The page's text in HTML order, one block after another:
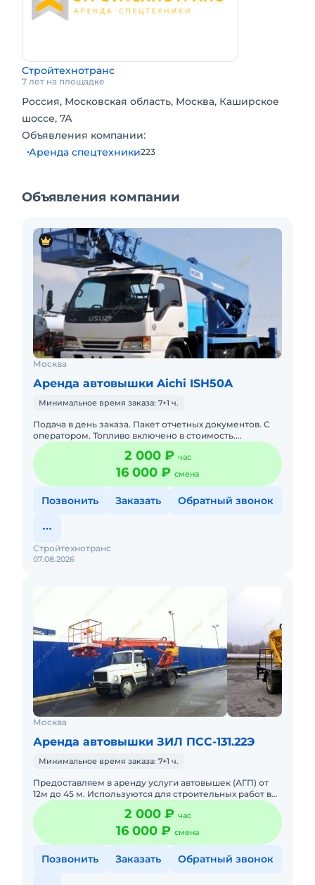
Стройтехнотранс
7 лет на площадке
Россия, Московская область, Москва, Каширское
шоссе, 7А
Объявления компании:
Аренда спецтехники223
Объявления компании
Москва
Аренда автовышки Aichi ISH50A
Минимальное время заказа: 7+1 ч.
Подача в день заказа. Пакет отчетных документов. С
оператором. Топливо включено в стоимость.
Долгосрочная аренда. Краткосрочная аренда. Техника
с малой наработк
2 000 ₽ час
16 000 ₽ смена
Позвонить Заказать Обратный звонок
07.08.2026
Стройтехнотранс
Москва
Аренда автовышки ЗИЛ ПСС-131.22Э
Минимальное время заказа: 7+1 ч.
Предоставляем в аренду услуги автовышек (АГП) от
12м до 45 м. Используются для строительных работ в
условиях плотной городской застройки так же в
удаленных насе
2 000 ₽ час
16 000 ₽ смена
Позвонить Заказать Обратный звонок